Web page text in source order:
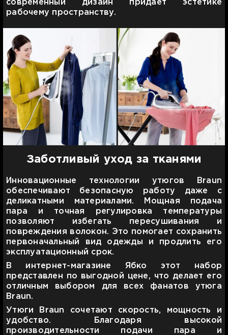
современный дизайн придает эстетике
рабочему пространству.
Заботливый уход за тканями
Инновационные технологии утюгов Braun
обеспечивают безопасную работу даже с
деликатными материалами. Мощная подача
пара и точная регулировка температуры
позволяют избегать пересушивания и
повреждения волокон. Это помогает сохранить
первоначальный вид одежды и продлить его
эксплуатационный срок.
В интернет-магазине Ябко этот набор
представлен по выгодной цене, что делает его
отличным выбором для всех фанатов утюга
Braun.
Утюги Braun сочетают скорость, мощность и
удобство. Благодаря высокой
производительности подачи пара и